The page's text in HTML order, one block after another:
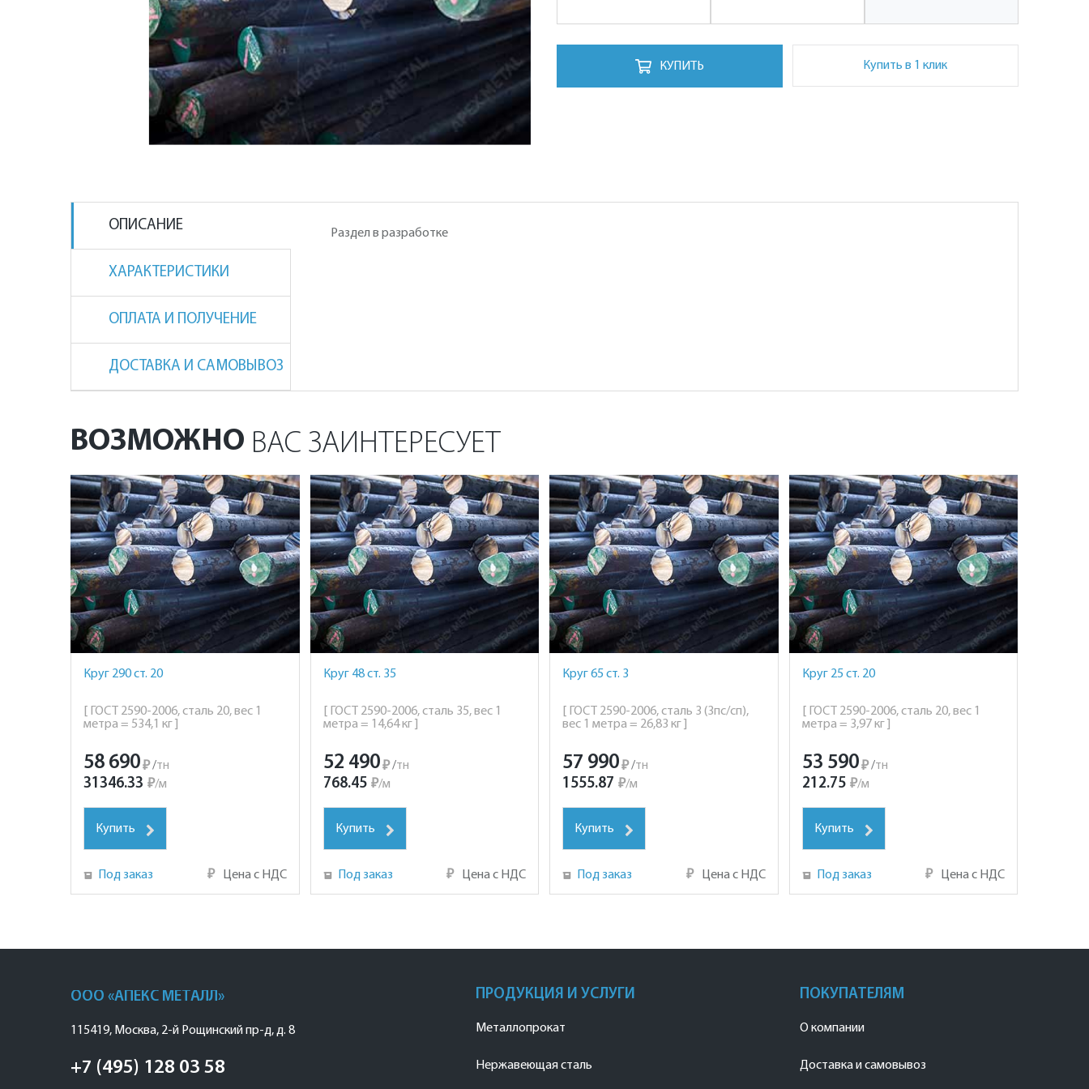
КУПИТЬ Купить в 1 клик
ОПИСАНИЕ
ХАРАКТЕРИСТИКИ
ОПЛАТА И ПОЛУЧЕНИЕ
ДОСТАВКА И САМОВЫВОЗ
Раздел в разработке
ВОЗМОЖНО ВАС ЗАИНТЕРЕСУЕТ
Круг 290 ст. 20
[ ГОСТ 2590-2006, сталь 20, вес 1
метра = 534,1 кг ]
58 690₽ /тн
31346.33 ₽/м
Купить
Под заказ ₽ Цена с НДС
Круг 48 ст. 35
[ ГОСТ 2590-2006, сталь 35, вес 1
метра = 14,64 кг ]
52 490 ₽ /тн
768.45 ₽/м
Купить
Под заказ ₽ Цена с НДС
Круг 65 ст. 3
[ ГОСТ 2590-2006, сталь 3 (3пс/сп),
вес 1 метра = 26,83 кг ]
57 990₽ /тн
1555.87 ₽/м
Купить
Под заказ ₽ Цена с НДС
Круг 25 ст. 20
[ ГОСТ 2590-2006, сталь 20, вес 1
метра = 3,97 кг ]
53 590 ₽ /тн
212.75 ₽/м
Купить
Под заказ ₽ Цена с НДС
ООО «АПЕКС МЕТАЛЛ»
115419, Москва, 2-й Рощинский пр-д, д. 8
+7 (495) 128 03 58
ПРОДУКЦИЯ И УСЛУГИ
Металлопрокат
Нержавеющая сталь
ПОКУПАТЕЛЯМ
О компании
Доставка и самовывоз